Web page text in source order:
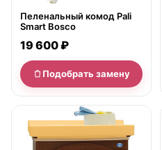
Пеленальный комод Pali
Smart Bosco
19 600 ₽
Подобрать замену
нет в продаже